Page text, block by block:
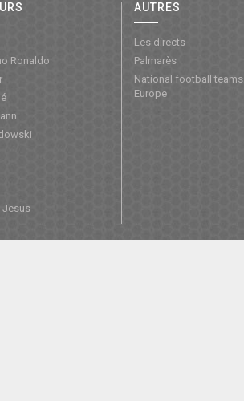
Ronaldo
Jesus
AUTRES
Les directs
Palmarès
National football
Europe